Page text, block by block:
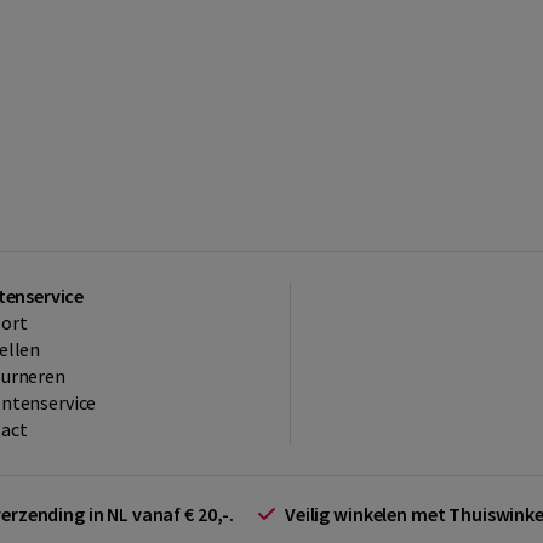
in NL vanaf € 20,-. Veilig winkelen met